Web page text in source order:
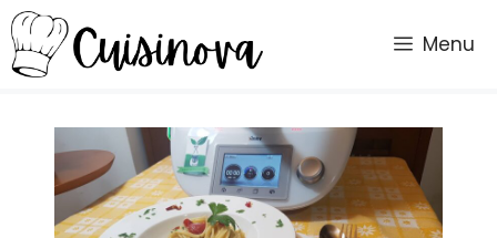
Vai
al
contenuto
Menu